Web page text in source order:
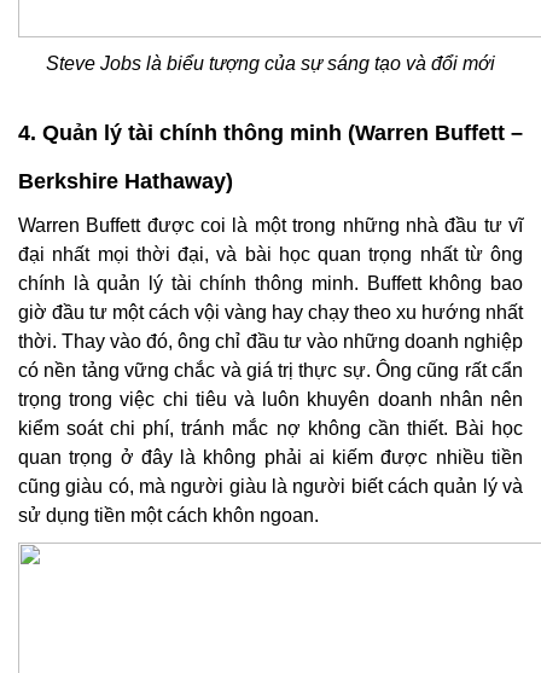
Steve Jobs là biểu tượng của sự sáng tạo và đổi mới
4. Quản lý tài chính thông minh (Warren Buffett –
Berkshire Hathaway)
Warren Buffett được coi là một trong những nhà đầu tư vĩ
đại nhất mọi thời đại, và bài học quan trọng nhất từ ông
chính là quản lý tài chính thông minh. Buffett không bao
giờ đầu tư một cách vội vàng hay chạy theo xu hướng nhất
thời. Thay vào đó, ông chỉ đầu tư vào những doanh nghiệp
có nền tảng vững chắc và giá trị thực sự. Ông cũng rất cẩn
trọng trong việc chi tiêu và luôn khuyên doanh nhân nên
kiểm soát chi phí, tránh mắc nợ không cần thiết. Bài học
quan trọng ở đây là không phải ai kiếm được nhiều tiền
cũng giàu có, mà người giàu là người biết cách quản lý và
sử dụng tiền một cách khôn ngoan.